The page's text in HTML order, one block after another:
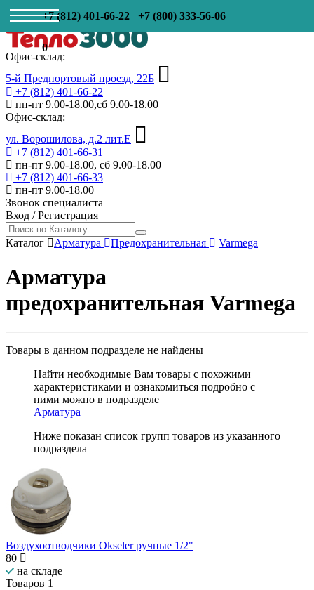
+7 (812) 401-66-22 +7 (800) 333-56-06
0
Офис-склад:
5-й Предпортовый проезд, 22Б
+7 (812) 401-66-22
пн-пт 9.00-18.00,сб 9.00-18.00
Офис-склад:
ул. Ворошилова, д.2 лит.Е
+7 (812) 401-66-31
пн-пт 9.00-18.00, сб 9.00-18.00
+7 (812) 401-66-33
пн-пт 9.00-18.00
Звонок специалиста
Вход /Регистрация
Каталог Арматура Предохранительная Varmega
Арматура
предохранительная Varmega
Товары в данном подразделе не найдены
Найти необходимые Вам товары с похожими
характеристиками и ознакомиться подробно с
ними можно в подразделе
Арматура
Ниже показан список групп товаров из указанного
подраздела
Воздухоотводчики Okseler ручные 1/2"
80
на складе
Товаров 1